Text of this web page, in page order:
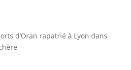
d’Oran rapatrié à Lyon dans